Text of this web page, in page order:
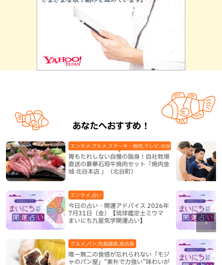
あなたへおすすめ！
胃もたれしない自慢の脂身！自社牧場
直送の豪華石垣牛焼肉セット「焼肉金
城 北谷本店 」（北谷町）
エンタメ,グルメ,ステーキ・焼肉,テレビ,北谷町,地域,本島中部
今日の占い・開運アドバイス 2026年
7月31日（金）【琉球鑑定士ミウマ
まいにち九星気学開運占い】
エンタメ,占い
唯一無二の食感が忘れられない「モジ
ャのパン屋」“素朴で力強い”味わいが
グルメ,パン,先島諸島,宮古島